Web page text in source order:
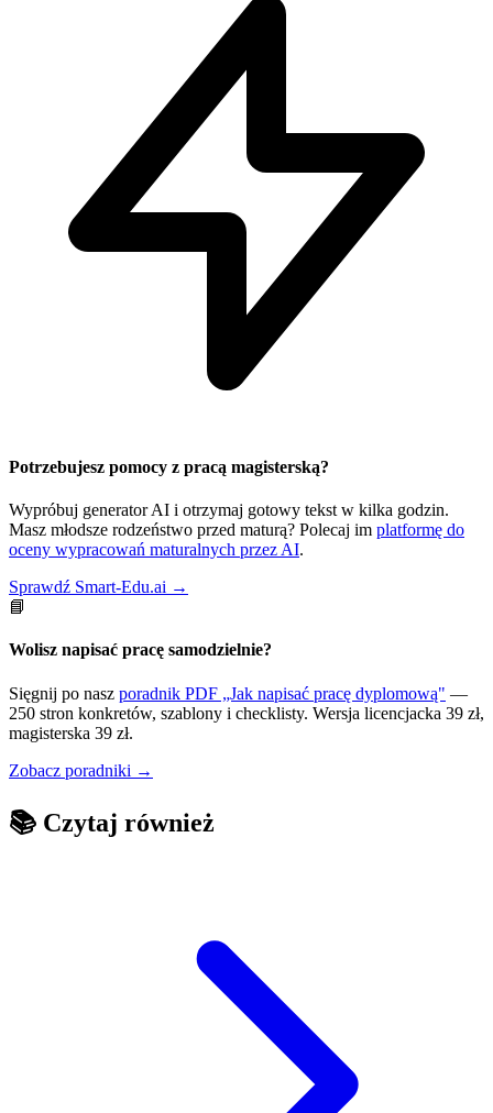
Potrzebujesz pomocy z pracą magisterską?
Wypróbuj generator AI i otrzymaj gotowy tekst w kilka godzin.
Masz młodsze rodzeństwo przed maturą? Polecaj im platformę do
oceny wypracowań maturalnych przez AI.
Sprawdź Smart-Edu.ai →
📘
Wolisz napisać pracę samodzielnie?
Sięgnij po nasz poradnik PDF „Jak napisać pracę dyplomową" —
250 stron konkretów, szablony i checklisty. Wersja licencjacka 39 zł,
magisterska 39 zł.
Zobacz poradniki →
📚 Czytaj również